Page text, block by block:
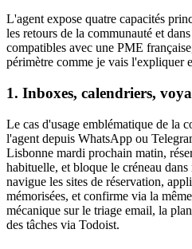
L'agent expose quatre capacités
les retours de la communauté et
compatibles avec une PME
périmètre comme je vais l'expliquer
1. Inboxes, calendriers,
Le cas d'usage emblématique de la
l'agent depuis WhatsApp ou
Lisbonne mardi prochain matin,
habituelle, et bloque le créneau
navigue les sites de réservation,
mémorisées, et confirme via la
mécanique sur le triage email, la
des tâches via Todoist.